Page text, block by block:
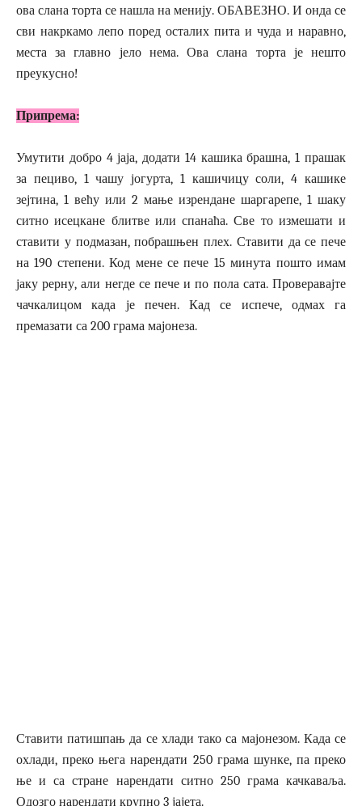
ова слана торта се нашла на менију. ОБАВЕЗНО. И онда се
сви накркамо лепо поред осталих пита и чуда и наравно,
места за главно јело нема. Ова слана торта је нешто
преукусно!
Припрема:
Умутити добро 4 јаја, додати 14 кашика брашна, 1 прашак
за пециво, 1 чашу јогурта, 1 кашичицу соли, 4 кашике
зејтина, 1 већу или 2 мање изрендане шаргарепе, 1 шаку
ситно исецкане блитве или спанаћа. Све то измешати и
ставити у подмазан, побрашњен плех. Ставити да се пече
на 190 степени. Код мене се пече 15 минута пошто имам
јаку рерну, али негде се пече и по пола сата. Проверавајте
чачкалицом када је печен. Кад се испече, одмах га
премазати са 200 грама мајонеза.
Ставити патишпањ да се хлади тако са мајонезом. Када се
охлади, преко њега нарендати 250 грама шунке, па преко
ње и са стране нарендати ситно 250 грама качкаваља.
Одозго нарендати крупно 3 јајета.